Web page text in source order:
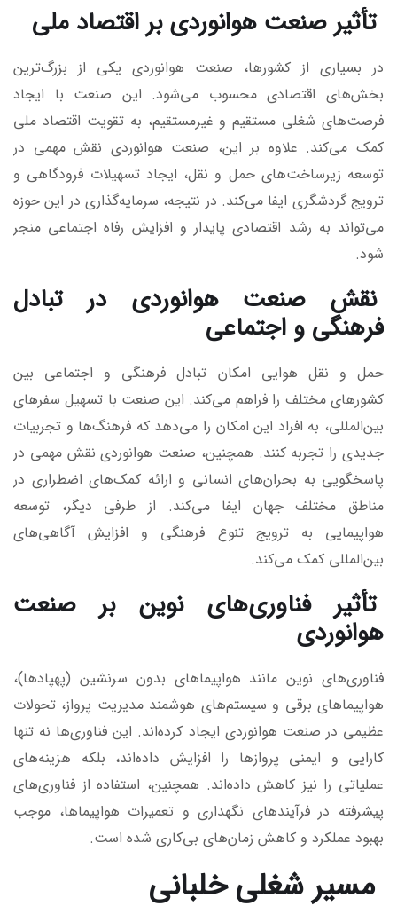
تأثیر صنعت هوانوردی بر اقتصاد ملی
در بسیاری از کشورها، صنعت هوانوردی یکی از بزرگ‌ترین
بخش‌های اقتصادی محسوب می‌شود. این صنعت با ایجاد
فرصت‌های شغلی مستقیم و غیرمستقیم، به تقویت اقتصاد ملی
کمک می‌کند. علاوه بر این، صنعت هوانوردی نقش مهمی در
توسعه زیرساخت‌های حمل و نقل، ایجاد تسهیلات فرودگاهی و
ترویج گردشگری ایفا می‌کند. در نتیجه، سرمایه‌گذاری در این حوزه
می‌تواند به رشد اقتصادی پایدار و افزایش رفاه اجتماعی منجر
شود.
نقش صنعت هوانوردی در تبادل
فرهنگی و اجتماعی
حمل و نقل هوایی امکان تبادل فرهنگی و اجتماعی بین
کشورهای مختلف را فراهم می‌کند. این صنعت با تسهیل سفرهای
بین‌المللی، به افراد این امکان را می‌دهد که فرهنگ‌ها و تجربیات
جدیدی را تجربه کنند. همچنین، صنعت هوانوردی نقش مهمی در
پاسخگویی به بحران‌های انسانی و ارائه کمک‌های اضطراری در
مناطق مختلف جهان ایفا می‌کند. از طرفی دیگر، توسعه
هواپیمایی به ترویج تنوع فرهنگی و افزایش آگاهی‌های
بین‌المللی کمک می‌کند.
تأثیر فناوری‌های نوین بر صنعت
هوانوردی
فناوری‌های نوین مانند هواپیماهای بدون سرنشین (پهپادها)،
هواپیماهای برقی و سیستم‌های هوشمند مدیریت پرواز، تحولات
عظیمی در صنعت هوانوردی ایجاد کرده‌اند. این فناوری‌ها نه تنها
کارایی و ایمنی پروازها را افزایش داده‌اند، بلکه هزینه‌های
عملیاتی را نیز کاهش داده‌اند. همچنین، استفاده از فناوری‌های
پیشرفته در فرآیندهای نگهداری و تعمیرات هواپیماها، موجب
بهبود عملکرد و کاهش زمان‌های بی‌کاری شده است.
مسیر شغلی خلبانی